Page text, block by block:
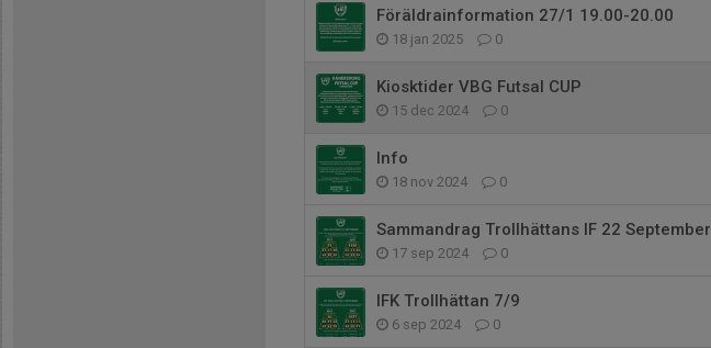
Föräldrainformation 27/1 19.00-20.00
18 jan 2025 0
Kiosktider VBG Futsal CUP
15 dec 2024 0
Info
18 nov 2024 0
Sammandrag Trollhättans IF 22 September
17 sep 2024 0
IFK Trollhättan 7/9
6 sep 2024 0